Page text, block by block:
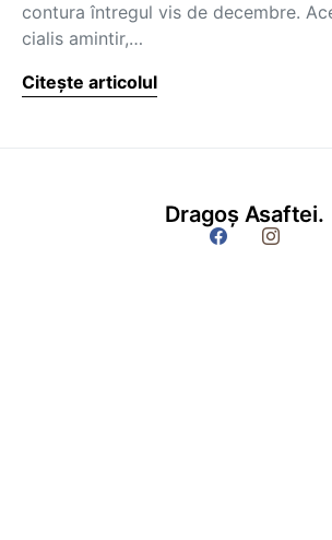
contura întregul vis de decembre.
cialis amintir,…
Citește articolul
Dragoș Asaftei.